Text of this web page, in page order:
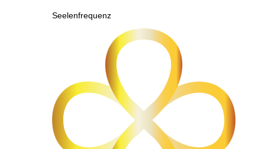
Seelenfrequenz